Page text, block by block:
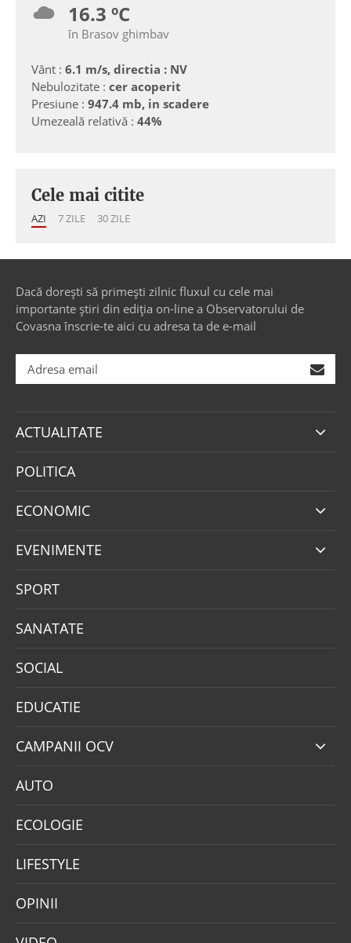
16.3 ºC
în Brasov ghimbav
Vânt : 6.1 m/s, directia : NV
Nebulozitate : cer acoperit
Presiune : 947.4 mb, in scadere
Umezeală relativă : 44%
Cele mai citite
AZI 7 ZILE 30 ZILE
Dacă dorești să primești zilnic fluxul cu cele mai
importante știri din ediția on-line a Observatorului de
Covasna înscrie-te aici cu adresa ta de e-mail
ACTUALITATE
POLITICA
ECONOMIC
EVENIMENTE
SPORT
SANATATE
SOCIAL
EDUCATIE
CAMPANII OCV
AUTO
ECOLOGIE
LIFESTYLE
OPINII